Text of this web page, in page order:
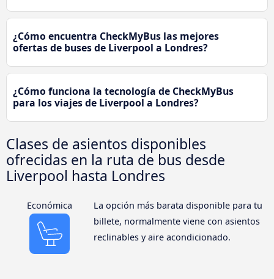
¿Cómo encuentra CheckMyBus las mejores
ofertas de buses de Liverpool a Londres?
¿Cómo funciona la tecnología de CheckMyBus
para los viajes de Liverpool a Londres?
Clases de asientos disponibles
ofrecidas en la ruta de bus desde
Liverpool hasta Londres
Económica
La opción más barata disponible para tu
billete, normalmente viene con asientos
reclinables y aire acondicionado.